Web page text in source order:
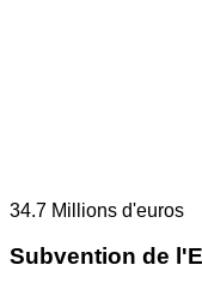
34.7 Millions d'euros
Subvention de